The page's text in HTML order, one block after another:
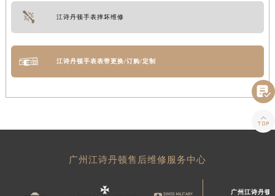
江诗丹顿手表摔坏维修
江诗丹顿手表表带更换/订购/定制
广州江诗丹顿售后维修服务中心
广州江诗丹顿

